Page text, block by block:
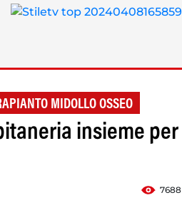
MIDOLLO OSSEO
insieme per
7688